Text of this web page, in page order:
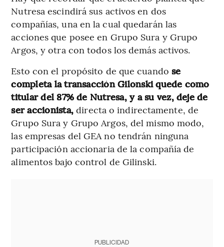
Nutresa escindirá sus activos en dos
compañías, una en la cual quedarán las
acciones que posee en Grupo Sura y Grupo
Argos, y otra con todos los demás activos.
Esto con el propósito de que cuando se
completa la transacción Gilonski quede como
titular del 87% de Nutresa, y a su vez, deje de
ser accionista,directa o indirectamente, de
Grupo Sura y Grupo Argos, del mismo modo,
las empresas del GEA no tendrán ninguna
participación accionaria de la compañía de
alimentos bajo control de Gilinski.
PUBLICIDAD